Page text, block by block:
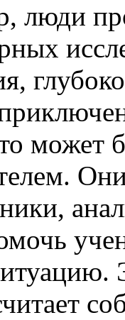
люди
может